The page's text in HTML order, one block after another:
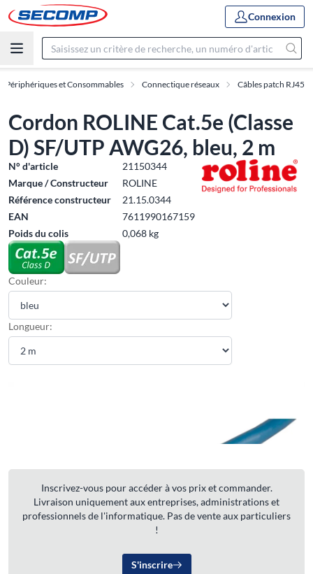
Connexion
Périphériques et Consommables Connectique réseaux Câbles patch RJ45
Cordon ROLINE Cat.5e (Classe
D) SF/UTP AWG26, bleu, 2 m
N° d'article
21150344
Marque / Constructeur
ROLINE
Référence constructeur
21.15.0344
EAN
7611990167159
Poids du colis
0,068 kg
Couleur:
Longueur:
Inscrivez-vous pour accéder à vos prix et commander.
Livraison uniquement aux entreprises, administrations et
professionnels de l'informatique. Pas de vente aux particuliers
!
S'inscrire